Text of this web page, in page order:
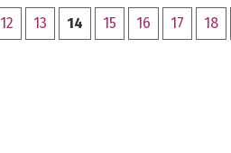
12 13 14 15 16 17 18